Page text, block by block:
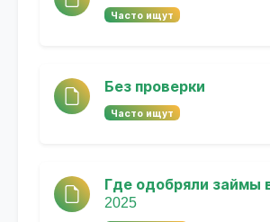
Часто ищут
Без проверки
Часто ищут
Где одобряли займы
2025